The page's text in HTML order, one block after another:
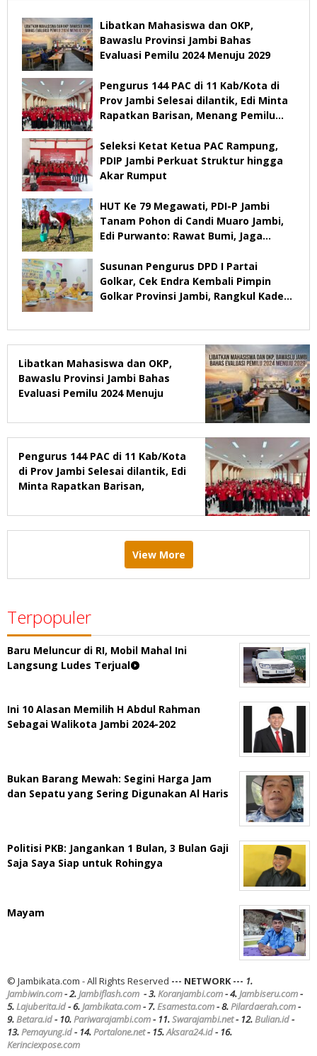
Libatkan Mahasiswa dan OKP,
Bawaslu Provinsi Jambi Bahas
Evaluasi Pemilu 2024 Menuju 2029
Pengurus 144 PAC di 11 Kab/Kota di
Prov Jambi Selesai dilantik, Edi Minta
Rapatkan Barisan, Menang Pemilu
Seleksi Ketat Ketua PAC Rampung,
PDIP Jambi Perkuat Struktur hingga
Akar Rumput
HUT Ke 79 Megawati, PDI-P Jambi
Tanam Pohon di Candi Muaro Jambi,
Edi Purwanto: Rawat Bumi, Jaga
Susunan Pengurus DPD I Partai
Golkar, Cek Endra Kembali Pimpin
Golkar Provinsi Jambi, Rangkul Kader
Libatkan Mahasiswa dan OKP,
Bawaslu Provinsi Jambi Bahas
Evaluasi Pemilu 2024 Menuju
Pengurus 144 PAC di 11 Kab/Kota
di Prov Jambi Selesai dilantik, Edi
Minta Rapatkan Barisan,
View More
Terpopuler
Baru Meluncur di RI, Mobil Mahal Ini
Langsung Ludes Terjual
Ini 10 Alasan Memilih H Abdul Rahman
Sebagai Walikota Jambi 2024-202
Bukan Barang Mewah: Segini Harga Jam
dan Sepatu yang Sering Digunakan Al Haris
Politisi PKB: Jangankan 1 Bulan, 3 Bulan Gaji
Saja Saya Siap untuk Rohingya
Mayam
© Jambikata.com - All Rights Reserved --- NETWORK --- 1.
Jambiwin.com- 2. Jambiflash.com - 3. Koranjambi.com- 4. Jambiseru.com-
5. Lajuberita.id- 6. Jambikata.com- 7. Esamesta.com- 8. Pilardaerah.com-
9. Betara.id- 10. Pariwarajambi.com- 11.Swarajambi.net- 12. Bulian.id-
13. Pemayung.id- 14. Portalone.net- 15.Aksara24.id- 16.
Kerinciexpose.com